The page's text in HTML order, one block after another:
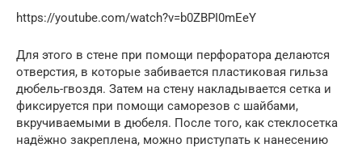
https://youtube.com/watch?v=b0ZBPI0mEeY
Для этого в стене при помощи перфоратора делаются
отверстия, в которые забивается пластиковая гильза
дюбель-гвоздя. Затем на стену накладывается сетка и
фиксируется при помощи саморезов с шайбами,
вкручиваемыми в дюбеля. После того, как стеклосетка
надёжно закреплена, можно приступать к нанесению